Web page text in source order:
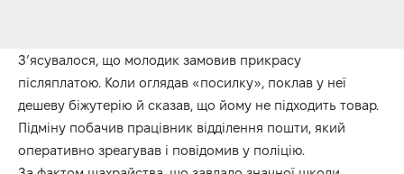
З’ясувалося, що молодик замовив прикрасу
післяплатою. Коли оглядав «посилку», поклав у неї
дешеву біжутерію й сказав, що йому не підходить товар.
Підміну побачив працівник відділення пошти, який
оперативно зреагував і повідомив у поліцію.